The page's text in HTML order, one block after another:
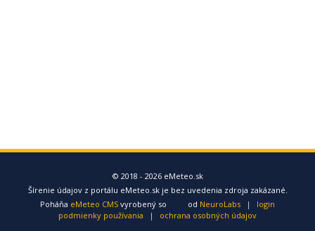
© 2018 - 2026 eMeteo.sk
Šírenie údajov z portálu eMeteo.sk je bez uvedenia zdroja zakázané.
Poháňa eMeteo CMS vyrobený so od NeuroLabs |
login
podmienky používania
| ochrana osobných údajov